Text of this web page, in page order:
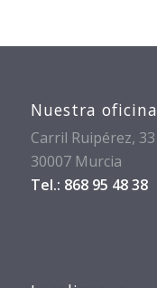
Nuestra oficina
Carril Ruipérez, 33
30007 Murcia
Tel.: 868 95 48 38